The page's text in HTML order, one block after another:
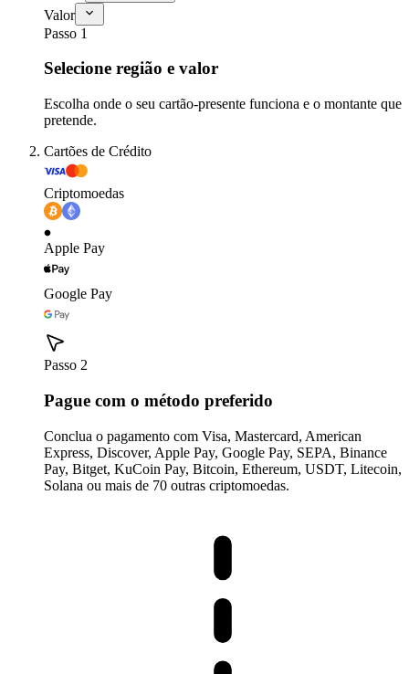
Valor
Passo 1
Selecione região e valor
Escolha onde o seu cartão-presente funciona e o montante que
pretende.
Cartões de Crédito
Criptomoedas
Apple Pay
Google Pay
Passo 2
Pague com o método preferido
Conclua o pagamento com Visa, Mastercard, American
Express, Discover, Apple Pay, Google Pay, SEPA, Binance
Pay, Bitget, KuCoin Pay, Bitcoin, Ethereum, USDT, Litecoin,
Solana ou mais de 70 outras criptomoedas.